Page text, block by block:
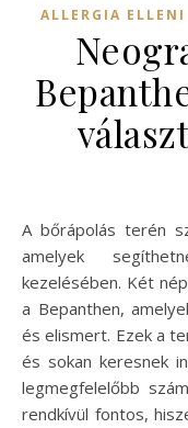
ALLERGIA ELLENI
A bőrápolás terén számos termék áll rendelkezésünkre,
amelyek
kezelésében. Két
a Bepanthen,
és elismert. Ezek a
és sokan keresnek
legmegfelelőbb
rendkívül fontos,